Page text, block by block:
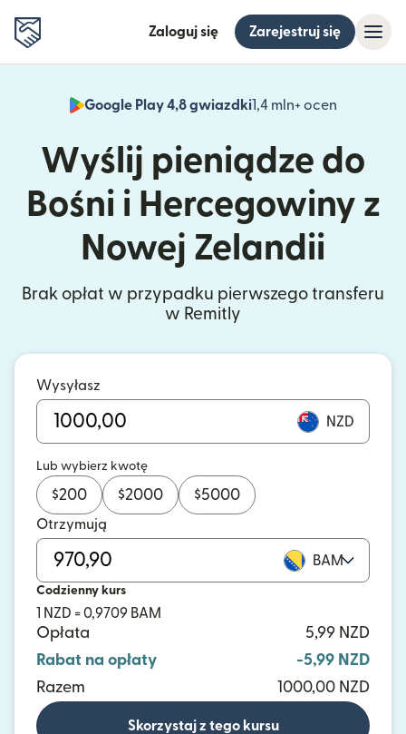
Zaloguj się Zarejestruj się
Google Play 4,8 gwiazdki1,4 mln+ ocen
(otwiera
Wyślij pieniądze do
Bośni i Hercegowiny z
Nowej Zelandii
Brak opłat w przypadku pierwszego transferu
w Remitly
Wysyłasz
NZD
Lub wybierz kwotę
$200 $2000 $5000
Otrzymują
BAM
Codzienny kurs
1 NZD = 0,9709 BAM
Opłata
5,99 NZD
Rabat na opłaty
-5,99 NZD
Razem
1000,00 NZD
Skorzystaj z tego kursu